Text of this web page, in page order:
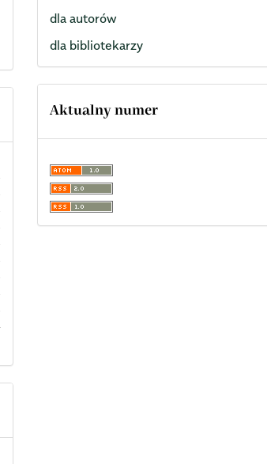
dla autorów
dla bibliotekarzy
Aktualny numer